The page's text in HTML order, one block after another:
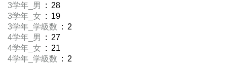
3学年_男
: 28
3学年_女 : 19
3学年_学級数 : 2
4学年_男
: 27
4学年_女 : 21
4学年_学級数 : 2